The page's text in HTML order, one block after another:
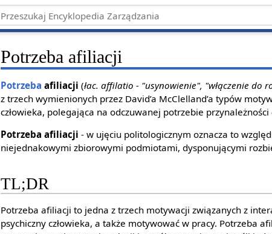
Potrzeba afiliacji
Potrzeba afiliacji (łac. affilatio - "usynowienie", "włączenie do
z trzech wymienionych przez David’a McClelland’a typów
człowieka, polegająca na odczuwanej potrzebie
Potrzeba afiliacji - w ujęciu politologicznym oznacza to
niejednakowymi zbiorowymi podmiotami, dysponującymi
TL;DR
Potrzeba afiliacji to jedna z trzech motywacji związanych z
psychiczny człowieka, a także motywować w pracy. Potrzeba